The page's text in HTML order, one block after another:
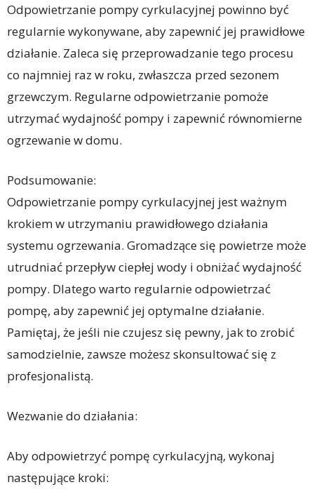
Odpowietrzanie pompy cyrkulacyjnej powinno być
regularnie wykonywane, aby zapewnić jej prawidłowe
działanie. Zaleca się przeprowadzanie tego procesu
co najmniej raz w roku, zwłaszcza przed sezonem
grzewczym. Regularne odpowietrzanie pomoże
utrzymać wydajność pompy i zapewnić równomierne
ogrzewanie w domu.
Podsumowanie:
Odpowietrzanie pompy cyrkulacyjnej jest ważnym
krokiem w utrzymaniu prawidłowego działania
systemu ogrzewania. Gromadzące się powietrze może
utrudniać przepływ ciepłej wody i obniżać wydajność
pompy. Dlatego warto regularnie odpowietrzać
pompę, aby zapewnić jej optymalne działanie.
Pamiętaj, że jeśli nie czujesz się pewny, jak to zrobić
samodzielnie, zawsze możesz skonsultować się z
profesjonalistą.
Wezwanie do działania:
Aby odpowietrzyć pompę cyrkulacyjną, wykonaj
następujące kroki: